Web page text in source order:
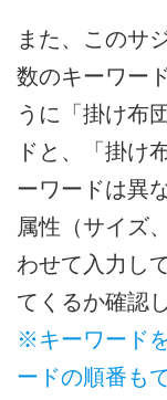
また、このサ
数のキーワー
うに「掛け布
ドと、「掛け
ーワードは異
属性（サイズ
わせて入力し
てくるか確認
※キーワード
ードの順番も